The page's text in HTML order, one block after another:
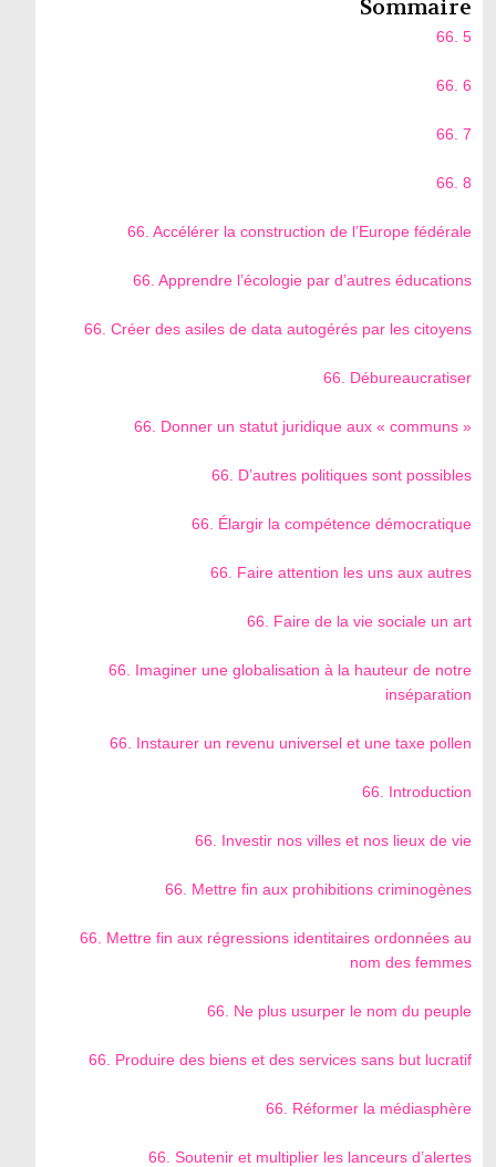
Sommaire
66. 5
66. 6
66. 7
66. 8
66. Accélérer la construction de l’Europe fédérale
66. Apprendre l’écologie par d’autres éducations
66. Créer des asiles de data autogérés par les citoyens
66. Débureaucratiser
66. Donner un statut juridique aux « communs »
66. D’autres politiques sont possibles
66. Élargir la compétence démocratique
66. Faire attention les uns aux autres
66. Faire de la vie sociale un art
66. Imaginer une globalisation à la hauteur de notre
inséparation
66. Instaurer un revenu universel et une taxe pollen
66. Introduction
66. Investir nos villes et nos lieux de vie
66. Mettre fin aux prohibitions criminogènes
66. Mettre fin aux régressions identitaires ordonnées au
nom des femmes
66. Ne plus usurper le nom du peuple
66. Produire des biens et des services sans but lucratif
66. Réformer la médiasphère
66. Soutenir et multiplier les lanceurs d’alertes